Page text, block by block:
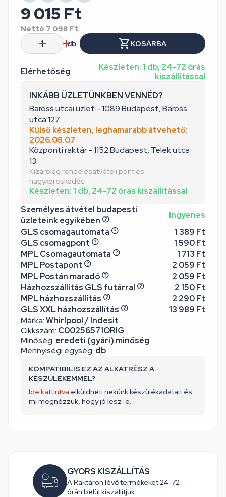
Márka:Whirlpool / Indesit
Cikkszám: C00256571ORIG
Minőség: eredeti (gyári) minőség
Mennyiségi egység: db
Elérhetőség
Készleten: 1 db, 24-72 órás
kiszállítással
INKÁBB ÜZLETÜNKBEN VENNÉD?
Baross utcai üzlet - 1089 Budapest, Baross
utca 127.
Külső készleten, leghamarabb átvehető:
2026.08.07
Központi raktár - 1152 Budapest, Telek utca
13.
Kizárólag rendelésátvételi pont és
nagykereskedés
Készleten: 1 db, 24-72 órás kiszállítással
Személyes átvétel budapesti
üzleteink egyikében
Ingyenes
GLS csomagautomata
1 389 Ft
GLS csomagpont
1 590 Ft
MPL Csomagautomata
1 713 Ft
MPL Postapont
2 059 Ft
MPL Postán maradó
2 059 Ft
Házhozszállítás GLS futárral
2 150 Ft
MPL házhozszállítás
2 290 Ft
GLS XXL házhozszállítás
13 989 Ft
KOMPATIBILIS EZ AZ ALKATRÉSZ A
KÉSZÜLÉKEMMEL?
Ide kattintva elküldheti nekünk készülékadatait és
mi megnézzük, hogy jó lesz-e.
9 015 Ft
Nettó 7 098 Ft
db
KOSÁRBA
GYORS KISZÁLLÍTÁS
A Raktáron lévő termékeket 24-72
órán belül kiszállítjuk